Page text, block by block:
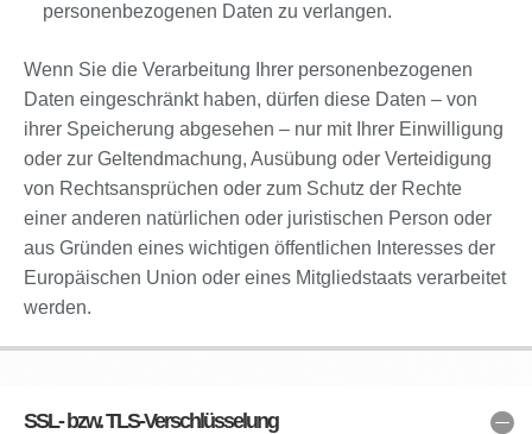
personenbezogenen Daten zu verlangen.
Wenn Sie die Verarbeitung Ihrer personenbezogenen
Daten eingeschränkt haben, dürfen diese Daten – von
ihrer Speicherung abgesehen – nur mit Ihrer Einwilligung
oder zur Geltendmachung, Ausübung oder Verteidigung
von Rechtsansprüchen oder zum Schutz der Rechte
einer anderen natürlichen oder juristischen Person oder
aus Gründen eines wichtigen öffentlichen Interesses der
Europäischen Union oder eines Mitgliedstaats verarbeitet
werden.
SSL- bzw. TLS-Verschlüsselung